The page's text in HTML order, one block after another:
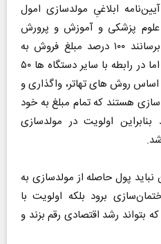
ابلاغیِ مولد‌سازی امول
علوم پزشکی و آموزش و پرورش
اموال مازاد خود را به فروش برسانند ۱۰۰ درصد مبلغ فروش به
خودشان اختصاص پیدا می‌کند اما در رابطه با سایر دستگاه ها ۵۰
روش های تهاتر، واگذاری و
هستند که تمام مبلغ به خود
اولویت در مولد‌سازی
پول حاصله از مولدسازی به
برود بلکه اولویت با
بتواند رشد اقتصادی رقم بزند و